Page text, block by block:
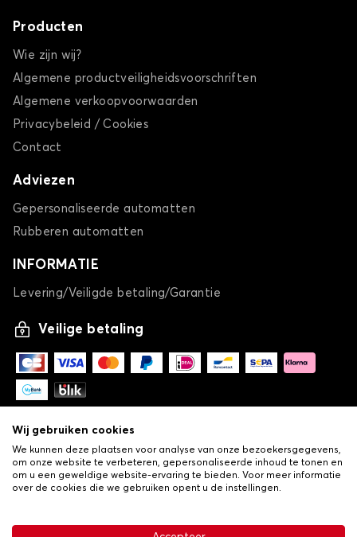
Producten
Wie zijn wij?
Algemene productveiligheidsvoorschriften
Algemene verkoopvoorwaarden
Privacybeleid / Cookies
Contact
Adviezen
Gepersonaliseerde automatten
Rubberen automatten
INFORMATIE
Levering/Veiligde betaling/Garantie
Veilige betaling
Algemene verkoopvoorwaarden•Privacy- en cookiebeleid
Wij gebruiken cookies
We kunnen deze plaatsen voor analyse van onze bezoekersgegevens,
om onze website te verbeteren, gepersonaliseerde inhoud te tonen en
om u een geweldige website-ervaring te bieden. Voor meer informatie
over de cookies die we gebruiken opent u de instellingen.